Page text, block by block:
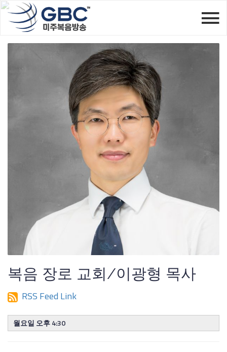
복음 장로 교회/이광형 목사
RSS Feed Link
월요일 오후 4:30